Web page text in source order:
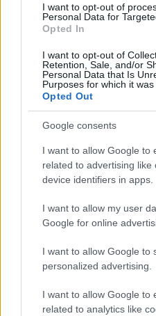
I want to opt-out of
Personal Data for
Opted In
I want to opt-out of
Retention, Sale, and/or
Personal Data that Is
Purposes for which it was
Opted Out
Google consents
I want to allow Google to
related to advertising like
device identifiers in apps.
I want to allow my user
Google for online
I want to allow Google to
personalized advertising.
I want to allow Google to
related to analytics like
Népszerű